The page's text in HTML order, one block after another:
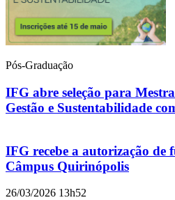
Pós-Graduação
IFG abre seleção para
Gestão e Sustentabilidade
IFG recebe a autorização de
Câmpus Quirinópolis
26/03/2026 13h52